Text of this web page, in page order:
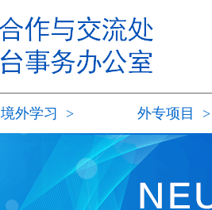
境外学习 > 外专项目 >